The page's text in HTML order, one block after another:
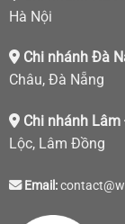
Hà Nội
Chi nhánh Đà
Châu, Đà Nẵng
Chi nhánh Lâm
Lộc, Lâm Đồng
Email: